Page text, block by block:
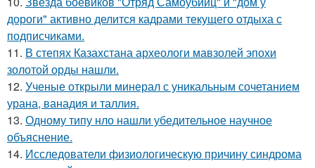
дороги" активно делится кадрами текущего отдыха с
подписчиками.
11. В степях Казахстана археологи мавзолей эпохи
золотой орды нашли.
12. Ученые открыли минерал с уникальным сочетанием
урана, ванадия и таллия.
13. Одному типу нло нашли убедительное научное
объяснение.
14. Исследователи физиологическую причину синдрома